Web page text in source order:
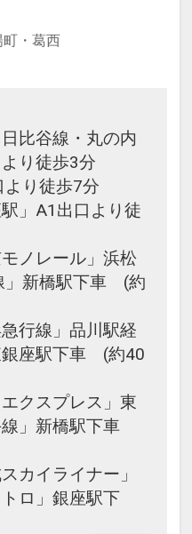
・葛西
比谷線・丸の内
り徒歩3分
より徒歩7分
」A1出口より徒
ノレール」浜松
」新橋駅下車 (約
行線」品川駅経
銀座駅下車 (約40
クスプレス」東
」新橋駅下車
カイライナー」
ロ」銀座駅下